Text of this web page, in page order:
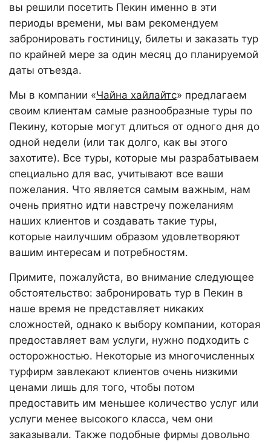
вы решили посетить Пекин именно в эти
периоды времени, мы вам рекомендуем
забронировать гостиницу, билеты и заказать тур
по крайней мере за один месяц до планируемой
даты отъезда.
Мы в компании «Чайна хайлайтс» предлагаем
своим клиентам самые разнообразные туры по
Пекину, которые могут длиться от одного дня до
одной недели (или так долго, как вы этого
захотите). Все туры, которые мы разрабатываем
специально для вас, учитывают все ваши
пожелания. Что является самым важным, нам
очень приятно идти навстречу пожеланиям
наших клиентов и создавать такие туры,
которые наилучшим образом удовлетворяют
вашим интересам и потребностям.
Примите, пожалуйста, во внимание следующее
обстоятельство: забронировать тур в Пекин в
наше время не представляет никаких
сложностей, однако к выбору компании, которая
предоставляет вам услуги, нужно подходить с
осторожностью. Некоторые из многочисленных
турфирм завлекают клиентов очень низкими
ценами лишь для того, чтобы потом
предоставить им меньшее количество услуг или
услуги менее высокого класса, чем они
заказывали. Также подобные фирмы довольно